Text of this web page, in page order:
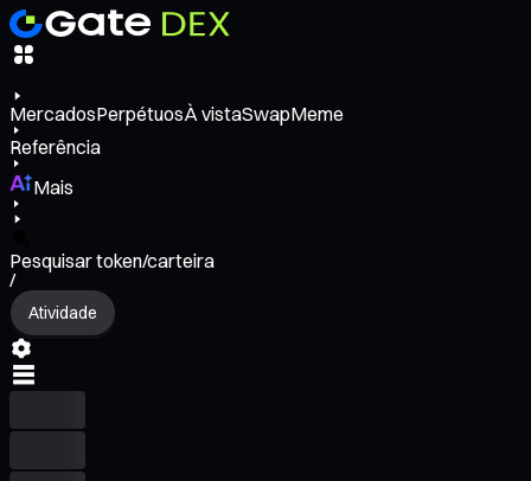
MercadosPerpétuosÀ vistaSwapMeme
Referência
Mais
Pesquisar token/carteira
/
Atividade